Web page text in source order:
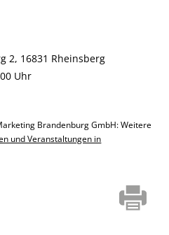
2, 16831 Rheinsberg
Uhr
Brandenburg GmbH: Weitere
und Veranstaltungen in